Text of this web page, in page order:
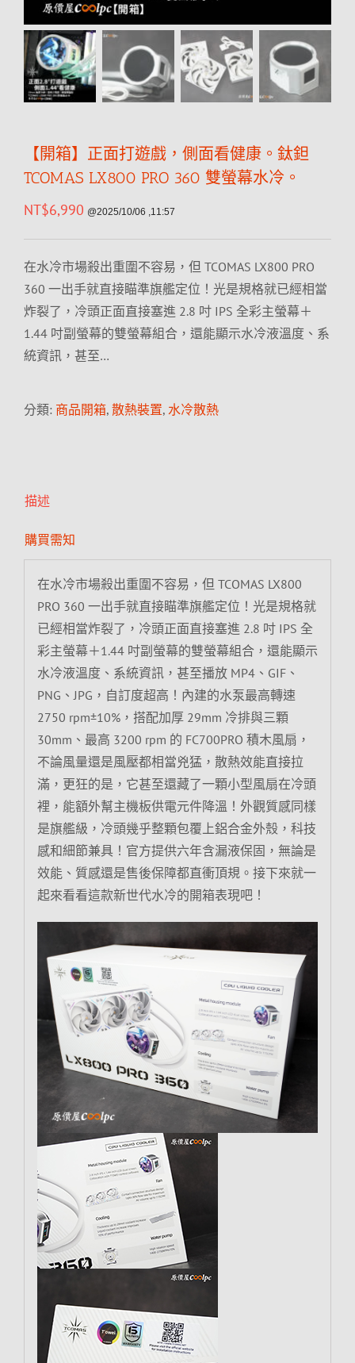
【開箱】正面打遊戲，側面看健康。鈦鉭
TCOMAS LX800 PRO 360 雙螢幕水冷。
NT$6,990 @2025/10/06 ,11:57
在水冷市場殺出重圍不容易，但 TCOMAS LX800 PRO
360 一出手就直接瞄準旗艦定位！光是規格就已經相當
炸裂了，冷頭正面直接塞進 2.8 吋 IPS 全彩主螢幕＋
1.44 吋副螢幕的雙螢幕組合，還能顯示水冷液溫度、系
統資訊，甚至…
分類: 商品開箱, 散熱裝置, 水冷散熱
描述
購買需知
在水冷市場殺出重圍不容易，但 TCOMAS LX800
PRO 360 一出手就直接瞄準旗艦定位！光是規格就
已經相當炸裂了，冷頭正面直接塞進 2.8 吋 IPS 全
彩主螢幕＋1.44 吋副螢幕的雙螢幕組合，還能顯示
水冷液溫度、系統資訊，甚至播放 MP4、GIF、
PNG、JPG，自訂度超高！內建的水泵最高轉速
2750 rpm±10%，搭配加厚 29mm 冷排與三顆
30mm、最高 3200 rpm 的 FC700PRO 積木風扇，
不論風量還是風壓都相當兇猛，散熱效能直接拉
滿，更狂的是，它甚至還藏了一顆小型風扇在冷頭
裡，能額外幫主機板供電元件降溫！外觀質感同樣
是旗艦級，冷頭幾乎整顆包覆上鋁合金外殼，科技
感和細節兼具！官方提供六年含漏液保固，無論是
效能、質感還是售後保障都直衝頂規。接下來就一
起來看看這款新世代水冷的開箱表現吧！